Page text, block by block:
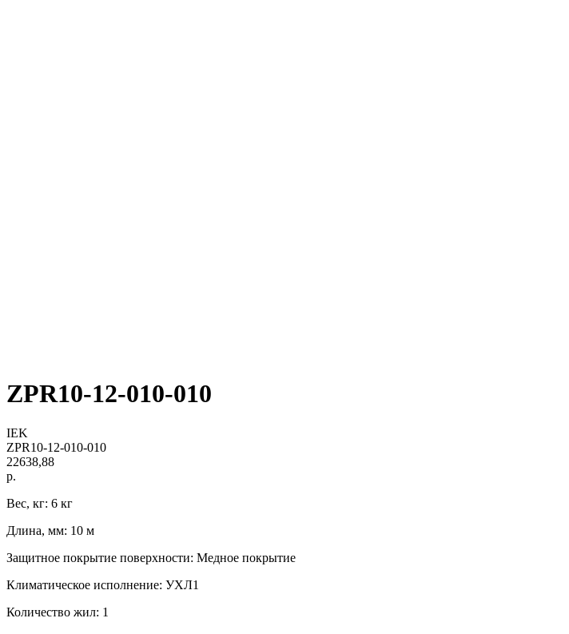
ZPR10-12-010-010
IEK
ZPR10-12-010-010
22638,88
р.
Вес, кг: 6 кг
Длина, мм: 10 м
Защитное покрытие поверхности: Медное покрытие
Климатическое исполнение: УХЛ1
Количество жил: 1